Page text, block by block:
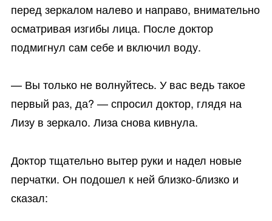
перед зеркалом налево и направо, внимательно
осматривая изгибы лица. После доктор
подмигнул сам себе и включил воду.
— Вы только не волнуйтесь. У вас ведь такое
первый раз, да? — спросил доктор, глядя на
Лизу в зеркало. Лиза снова кивнула.
Доктор тщательно вытер руки и надел новые
перчатки. Он подошел к ней близко-близко и
сказал: